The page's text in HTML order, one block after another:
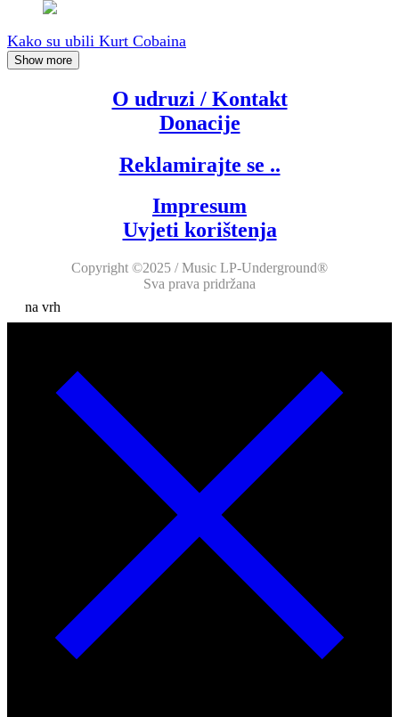
Kako su ubili Kurt Cobaina
Show more
O udruzi / Kontakt
Donacije
Reklamirajte se ..
Impresum
Uvjeti korištenja
Copyright ©2025 / Music LP-Underground®
Sva prava pridržana
na vrh